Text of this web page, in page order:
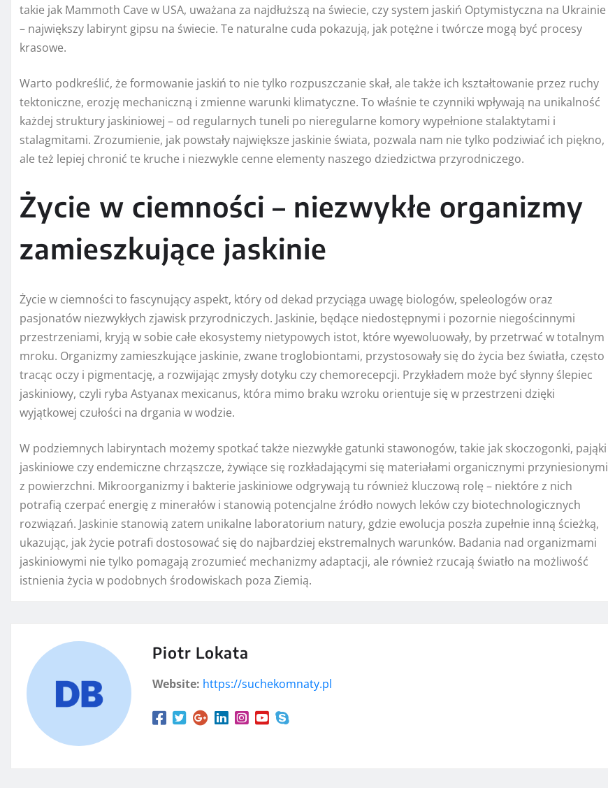
takie jak Mammoth Cave w USA, uważana za najdłuższą na świecie, czy system jaskiń Optymistyczna na Ukrainie
– największy labirynt gipsu na świecie. Te naturalne cuda pokazują, jak potężne i twórcze mogą być procesy
krasowe.
Warto podkreślić, że formowanie jaskiń to nie tylko rozpuszczanie skał, ale także ich kształtowanie przez ruchy
tektoniczne, erozję mechaniczną i zmienne warunki klimatyczne. To właśnie te czynniki wpływają na unikalność
każdej struktury jaskiniowej – od regularnych tuneli po nieregularne komory wypełnione stalaktytami i
stalagmitami. Zrozumienie, jak powstały największe jaskinie świata, pozwala nam nie tylko podziwiać ich piękno,
ale też lepiej chronić te kruche i niezwykle cenne elementy naszego dziedzictwa przyrodniczego.
Życie w ciemności – niezwykłe organizmy
zamieszkujące jaskinie
Życie w ciemności to fascynujący aspekt, który od dekad przyciąga uwagę biologów, speleologów oraz
pasjonatów niezwykłych zjawisk przyrodniczych. Jaskinie, będące niedostępnymi i pozornie niegościnnymi
przestrzeniami, kryją w sobie całe ekosystemy nietypowych istot, które wyewoluowały, by przetrwać w totalnym
mroku. Organizmy zamieszkujące jaskinie, zwane troglobiontami, przystosowały się do życia bez światła, często
tracąc oczy i pigmentację, a rozwijając zmysły dotyku czy chemorecepcji. Przykładem może być słynny ślepiec
jaskiniowy, czyli ryba Astyanax mexicanus, która mimo braku wzroku orientuje się w przestrzeni dzięki
wyjątkowej czułości na drgania w wodzie.
W podziemnych labiryntach możemy spotkać także niezwykłe gatunki stawonogów, takie jak skoczogonki, pająki
jaskiniowe czy endemiczne chrząszcze, żywiące się rozkładającymi się materiałami organicznymi przyniesionymi
z powierzchni. Mikroorganizmy i bakterie jaskiniowe odgrywają tu również kluczową rolę – niektóre z nich
potrafią czerpać energię z minerałów i stanowią potencjalne źródło nowych leków czy biotechnologicznych
rozwiązań. Jaskinie stanowią zatem unikalne laboratorium natury, gdzie ewolucja poszła zupełnie inną ścieżką,
ukazując, jak życie potrafi dostosować się do najbardziej ekstremalnych warunków. Badania nad organizmami
jaskiniowymi nie tylko pomagają zrozumieć mechanizmy adaptacji, ale również rzucają światło na możliwość
istnienia życia w podobnych środowiskach poza Ziemią.
Piotr Lokata
Website: https://suchekomnaty.pl